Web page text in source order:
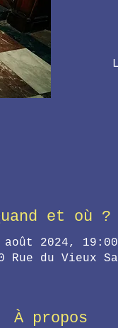
et où ?
août 2024, 19:00
du Vieux
À propos